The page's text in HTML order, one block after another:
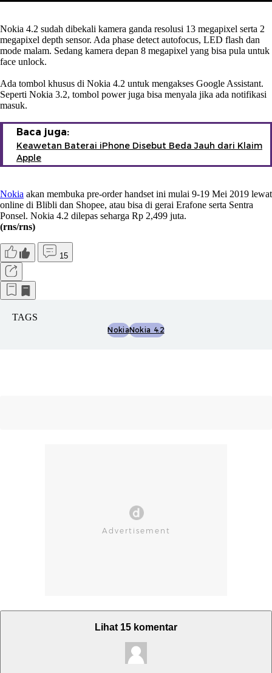
Nokia 4.2 sudah dibekali kamera ganda resolusi 13 megapixel serta 2
megapixel depth sensor. Ada phase detect autofocus, LED flash dan
mode malam. Sedang kamera depan 8 megapixel yang bisa pula untuk
face unlock.
Ada tombol khusus di Nokia 4.2 untuk mengakses Google Assistant.
Seperti Nokia 3.2, tombol power juga bisa menyala jika ada notifikasi
masuk.
Baca juga:
Keawetan Baterai iPhone Disebut Beda Jauh dari Klaim
Apple
Nokia akan membuka pre-order handset ini mulai 9-19 Mei 2019 lewat
online di Blibli dan Shopee, atau bisa di gerai Erafone serta Sentra
Ponsel. Nokia 4.2 dilepas seharga Rp 2,499 juta.
(rns/rns)
15
TAGS
NokiaNokia 4.2
Lihat 15 komentar